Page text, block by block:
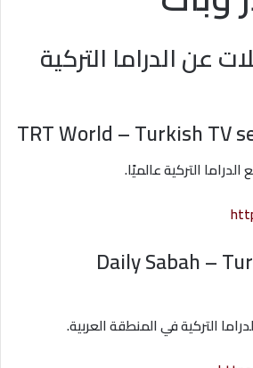
عن الدراما التركية
التركية عالميًا.
✔ Daily Sabah –
التركية في المنطقة العربية.